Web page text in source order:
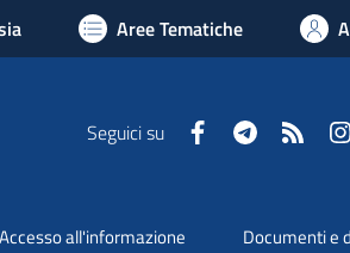
Aree Tematiche
Seguici su FacebookTelegramRSS
Accesso all'informazione Documenti e